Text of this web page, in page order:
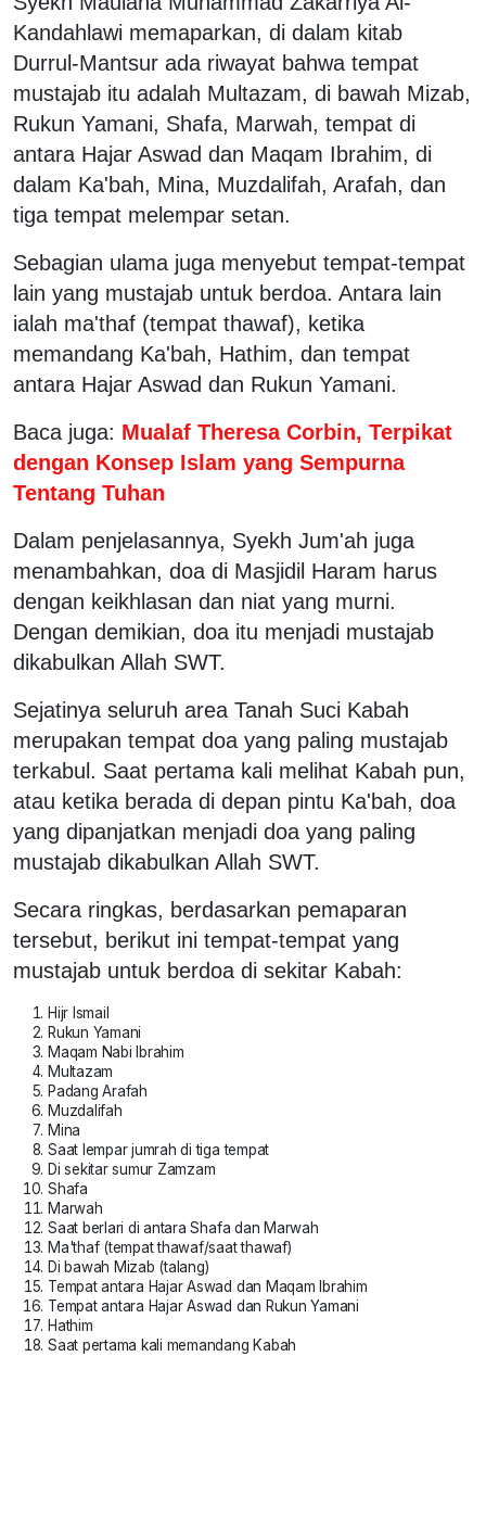
Kandahlawi memaparkan, di dalam kitab
Durrul-Mantsur ada riwayat bahwa tempat
mustajab itu adalah Multazam, di bawah Mizab,
Rukun Yamani, Shafa, Marwah, tempat di
antara Hajar Aswad dan Maqam Ibrahim, di
dalam Ka'bah, Mina, Muzdalifah, Arafah, dan
tiga tempat melempar setan.
Sebagian ulama juga menyebut tempat-tempat
lain yang mustajab untuk berdoa. Antara lain
ialah ma'thaf (tempat thawaf), ketika
memandang Ka'bah, Hathim, dan tempat
antara Hajar Aswad dan Rukun Yamani.
Baca juga: Mualaf Theresa Corbin, Terpikat
dengan Konsep Islam yang Sempurna
Tentang Tuhan
Dalam penjelasannya, Syekh Jum'ah juga
menambahkan, doa di Masjidil Haram harus
dengan keikhlasan dan niat yang murni.
Dengan demikian, doa itu menjadi mustajab
dikabulkan Allah SWT.
Sejatinya seluruh area Tanah Suci Kabah
merupakan tempat doa yang paling mustajab
terkabul. Saat pertama kali melihat Kabah pun,
atau ketika berada di depan pintu Ka'bah, doa
yang dipanjatkan menjadi doa yang paling
mustajab dikabulkan Allah SWT.
Secara ringkas, berdasarkan pemaparan
tersebut, berikut ini tempat-tempat yang
mustajab untuk berdoa di sekitar Kabah:
Hijr Ismail
Rukun Yamani
Maqam Nabi Ibrahim
Multazam
Padang Arafah
Muzdalifah
Mina
Saat lempar jumrah di tiga tempat
Di sekitar sumur Zamzam
Shafa
Marwah
Saat berlari di antara Shafa dan Marwah
Ma'thaf (tempat thawaf/saat thawaf)
Di bawah Mizab (talang)
Tempat antara Hajar Aswad dan Maqam Ibrahim
Tempat antara Hajar Aswad dan Rukun Yamani
Hathim
Saat pertama kali memandang Kabah